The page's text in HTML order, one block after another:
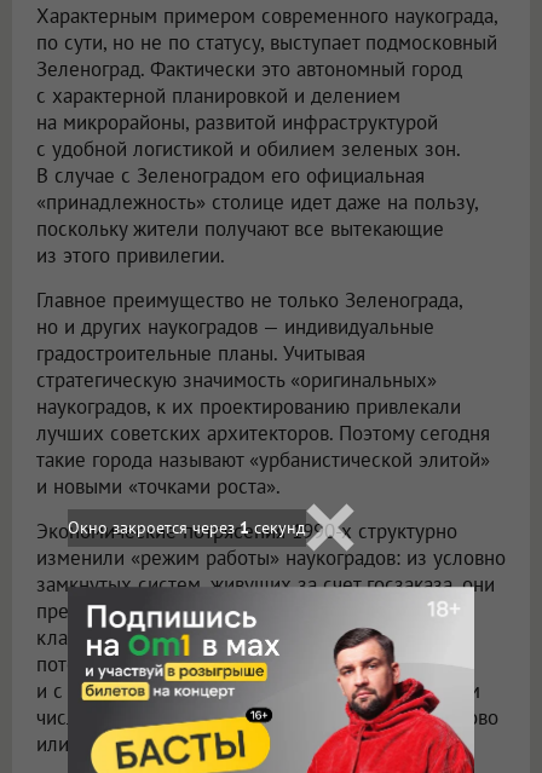
Характерным примером современного наукограда,
по сути, но не по статусу, выступает подмосковный
Зеленоград. Фактически это автономный город
с характерной планировкой и делением
на микрорайоны, развитой инфраструктурой
с удобной логистикой и обилием зеленых зон.
В случае с Зеленоградом его официальная
«принадлежность» столице идет даже на пользу,
поскольку жители получают все вытекающие
из этого привилегии.
Главное преимущество не только Зеленограда,
но и других наукоградов — индивидуальные
градостроительные планы. Учитывая
стратегическую значимость «оригинальных»
наукоградов, к их проектированию привлекали
лучших советских архитекторов. Поэтому сегодня
такие города называют «урбанистической элитой»
и новыми «точками роста».
Экономические потрясения 1990-х структурно
изменили «режим работы» наукоградов: из условно
замкнутых систем, живущих за счет госзаказа, они
превратились в современные технологичные
кластеры и «бизнес-инкубаторы» с высоким
потенциалом. Наукограды тесно связаны
и с другим определением — техноградами, в том
числе созданными с нуля, как, например, Сколково
или Иннополис, город-спутник Казани.